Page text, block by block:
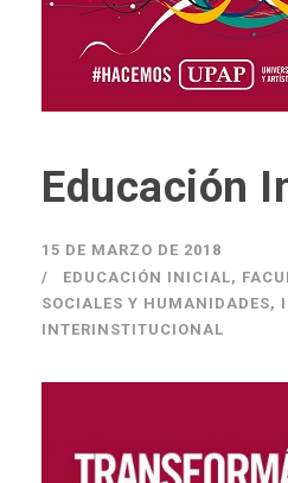
Educación
15 DE MARZO DE 2018
EDUCACIÓN INICIAL,
SOCIALES Y HUMANIDADES,
INTERINSTITUCIONAL